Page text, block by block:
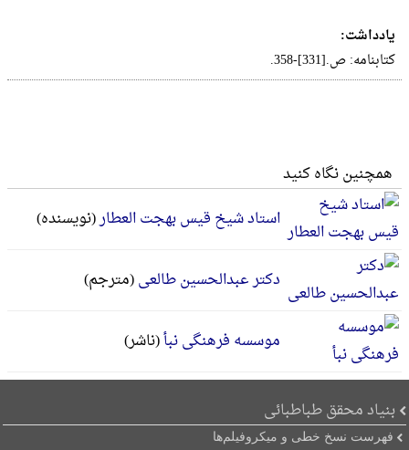
یادداشت:
کتابنامه: ص.[331]-358.
همچنین نگاه کنید
استاد شیخ قیس بهجت العطار(نویسنده)
دکتر عبدالحسین طالعی(مترجم)
موسسه فرهنگی نبأ(ناشر)
بنیاد محقق طباطبائی
فهرست نسخ خطی و میکروفیلم‌ها